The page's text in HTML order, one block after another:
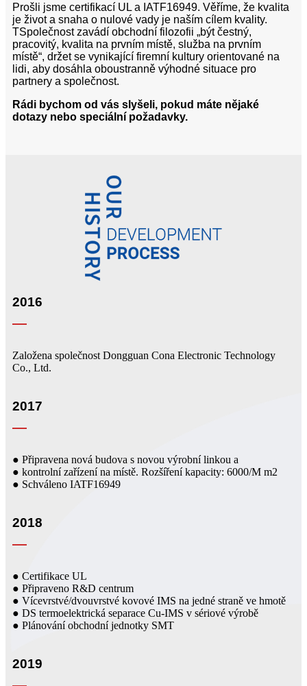
Prošli jsme certifikací UL a IATF16949. Věříme, že kvalita
je život a snaha o nulové vady je naším cílem kvality.
TSpolečnost zavádí obchodní filozofii „být čestný,
pracovitý, kvalita na prvním místě, služba na prvním
místě“, držet se vynikající firemní kultury orientované na
lidi, aby dosáhla oboustranně výhodné situace pro
partnery a společnost.
Rádi bychom od vás slyšeli, pokud máte nějaké
dotazy nebo speciální požadavky.
2016
Založena společnost Dongguan Cona Electronic Technology
Co., Ltd.
2017
● Připravena nová budova s ​​novou výrobní linkou a
● kontrolní zařízení na místě. Rozšíření kapacity: 6000/M m2
● Schváleno IATF16949
2018
● Certifikace UL
● Připraveno R&D centrum
● Vícevrstvé/dvouvrstvé kovové IMS na jedné straně ve hmotě
● DS termoelektrická separace Cu-IMS v sériové výrobě
● Plánování obchodní jednotky SMT
2019